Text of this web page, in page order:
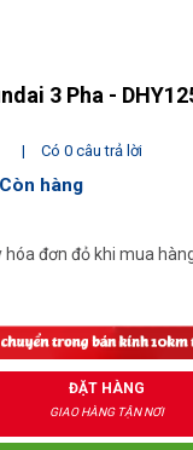
3 Pha -
|
Có 0 câu trả lời
Còn hàng
hóa đơn đỏ khi mua
ĐẶT HÀNG
GIAO HÀNG TẬN NƠI